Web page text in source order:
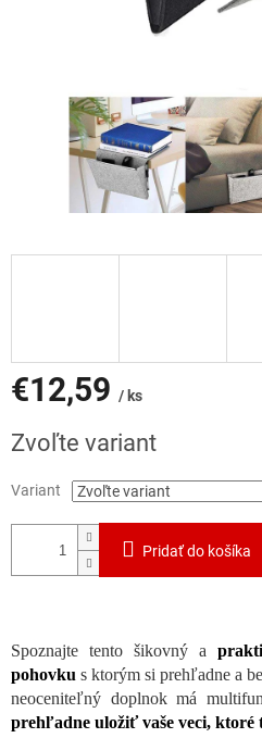
€12,59 / ks
cena:
Zvoľte variant
Variant
Pridať do košíka
Spoznajte tento šikovný a
pohovku s ktorým si prehľadne a
neoceniteľný doplnok má
prehľadne uložiť vaše veci, ktoré